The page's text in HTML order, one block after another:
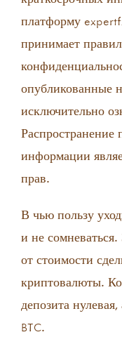
платформу
принимает
опубликованные
исключительно
Распространение
информации
прав.
В чью пользу
и не сомневаться.
от стоимости
криптовалюты.
депозита
BTC.